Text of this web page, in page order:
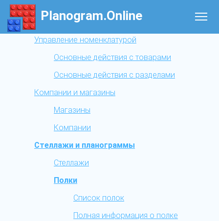
Planogram.Online
Управление номенклатурой
Основные действия с товарами
Основные действия с разделами
Компании и магазины
Магазины
Компании
Стеллажи и планограммы
Стеллажи
Полки
Список полок
Полная информация о полке